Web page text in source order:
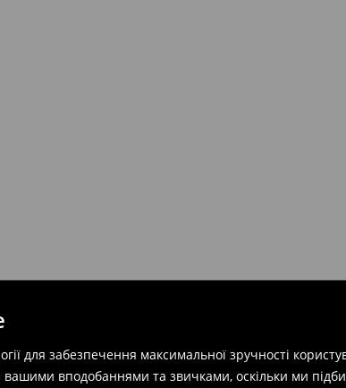
для забезпечення максимальної зручності
вашими вподобаннями та звичками, оскільки ми